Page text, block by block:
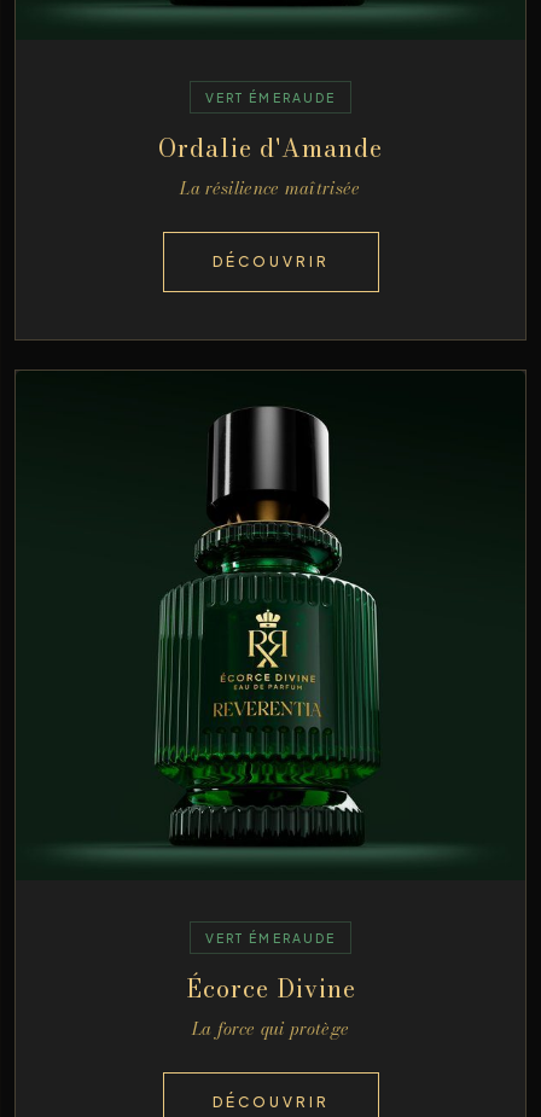
VERT ÉMERAUDE
Ordalie d'Amande
La résilience maîtrisée
DÉCOUVRIR
VERT ÉMERAUDE
Écorce Divine
La force qui protège
DÉCOUVRIR